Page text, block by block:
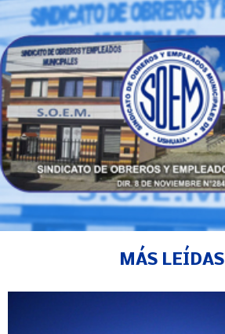
MÁS LEÍDAS